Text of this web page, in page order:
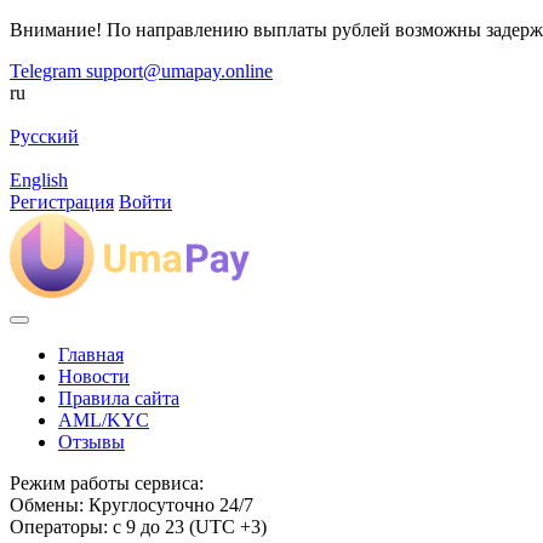
Внимание! По направлению выплаты рублей возможны
Telegram support@umapay.online
ru
Русский
English
Регистрация Войти
Главная
Новости
Правила сайта
AML/KYC
Отзывы
Режим работы сервиса:
Обмены: Круглосуточно 24/7
Операторы: с 9 до 23 (UTC +3)